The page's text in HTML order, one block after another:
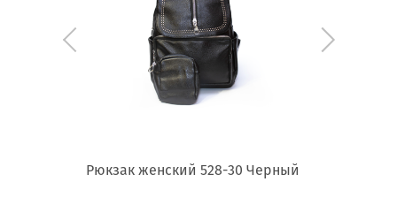
Рюкзак женский 528-30 Черный